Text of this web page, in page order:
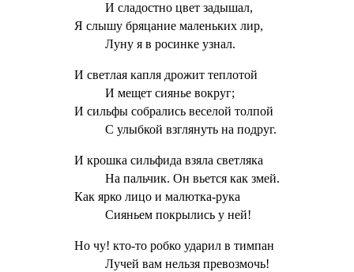
И сладостно цвет задышал,
Я слышу бряцание маленьких лир,
Луну я в росинке узнал.
И светлая капля дрожит теплотой
И мещет сиянье вокруг;
И сильфы собрались веселой толпой
С улыбкой взглянуть на подруг.
И крошка сильфида взяла светляка
На пальчик. Он вьется как змей.
Как ярко лицо и малютка-рука
Сияньем покрылись у ней!
Но чу! кто-то робко ударил в тимпан
Лучей вам нельзя превозмочь!